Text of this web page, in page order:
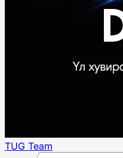
TUG Team